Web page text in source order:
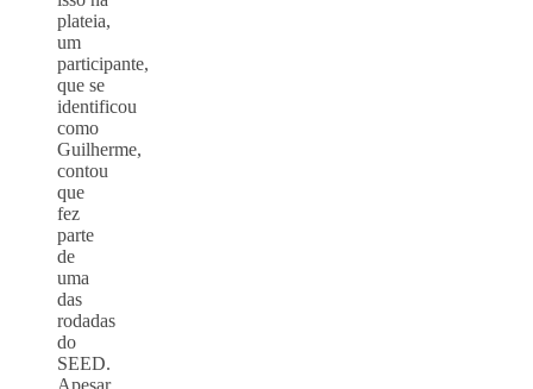
plateia,
um
participante,
que se
identificou
como
Guilherme,
contou
que
fez
parte
de
uma
das
rodadas
do
SEED.
Apesar